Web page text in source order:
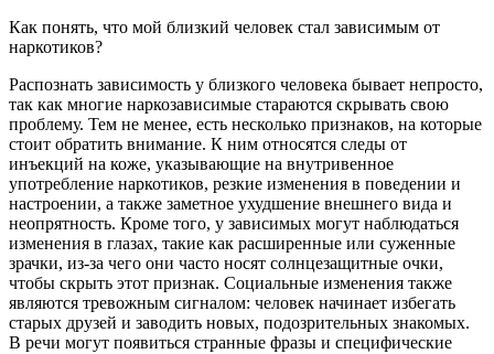
Как понять, что мой близкий человек стал зависимым от
наркотиков?
Распознать зависимость у близкого человека бывает непросто,
так как многие наркозависимые стараются скрывать свою
проблему. Тем не менее, есть несколько признаков, на которые
стоит обратить внимание. К ним относятся следы от
инъекций на коже, указывающие на внутривенное
употребление наркотиков, резкие изменения в поведении и
настроении, а также заметное ухудшение внешнего вида и
неопрятность. Кроме того, у зависимых могут наблюдаться
изменения в глазах, такие как расширенные или суженные
зрачки, из-за чего они часто носят солнцезащитные очки,
чтобы скрыть этот признак. Социальные изменения также
являются тревожным сигналом: человек начинает избегать
старых друзей и заводить новых, подозрительных знакомых.
В речи могут появиться странные фразы и специфические